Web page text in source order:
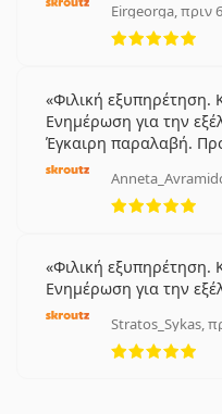
Eirgeorga, πριν
5
Φιλική εξυπηρέτηση.
Ενημέρωση για την
Έγκαιρη παραλαβή.
5
Φιλική εξυπηρέτηση.
Ενημέρωση για την
Stratos_Sykas,
5